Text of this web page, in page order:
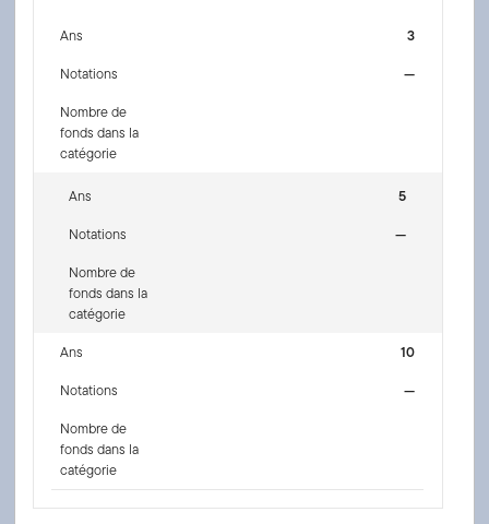
Ans
3
Notations
—
Nombre de
fonds dans la
catégorie
Ans
5
Notations
—
Nombre de
fonds dans la
catégorie
Ans
10
Notations
—
Nombre de
fonds dans la
catégorie